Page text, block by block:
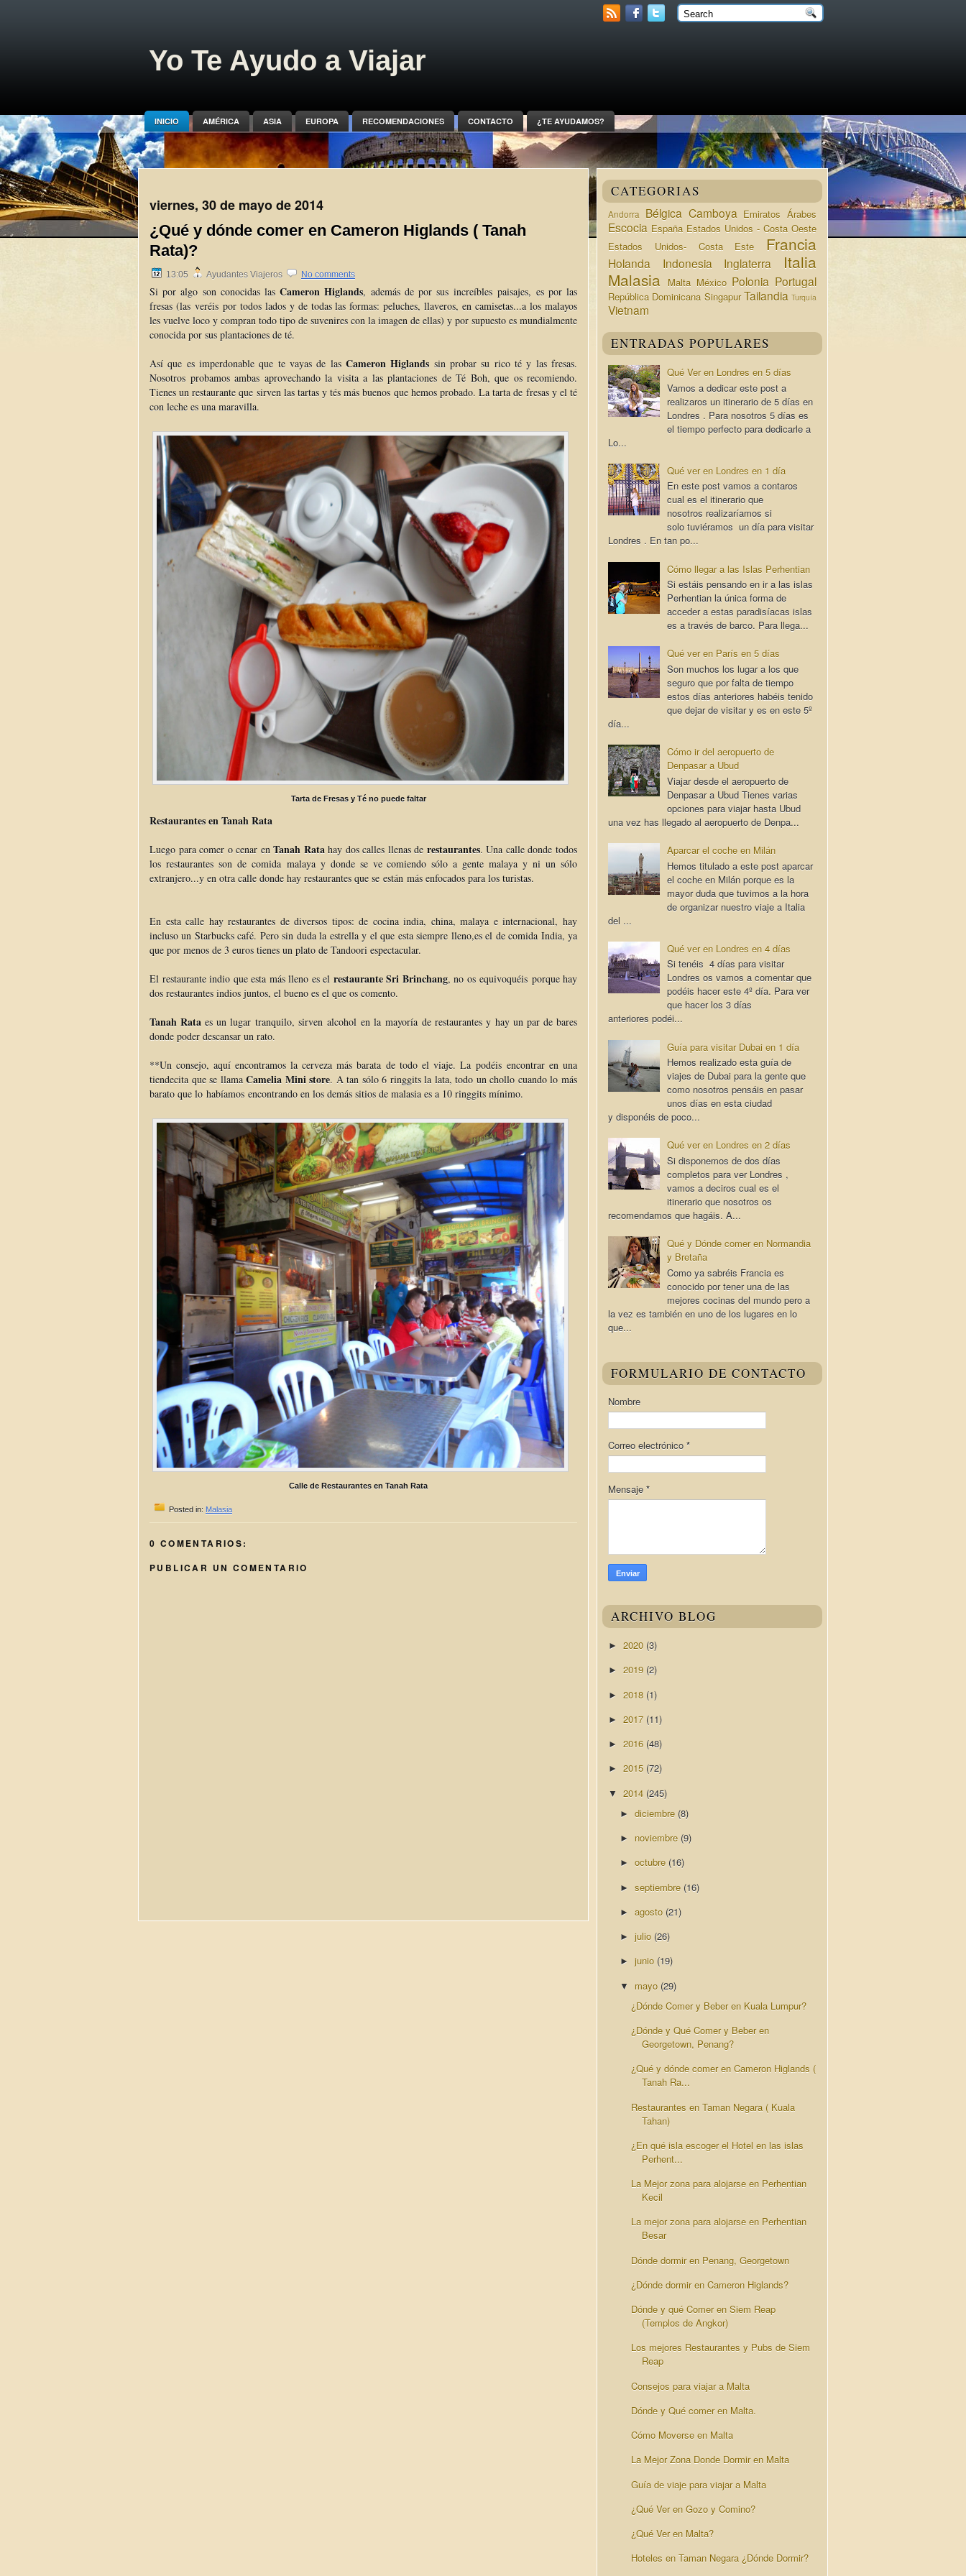
Yo Te Ayudo a Viajar
INICIO AMÉRICA ASIA EUROPA RECOMENDACIONES CONTACTO ¿TE AYUDAMOS?
viernes, 30 de mayo de 2014
¿Qué y dónde comer en Cameron Higlands ( Tanah
Rata)?
13:05 Ayudantes Viajeros No comments
Si por algo son conocidas lasCameron Higlands, además de por sus increíbles paisajes, es por las
fresas (las veréis por todos lados y de todas las formas: peluches, llaveros, en camisetas...a los malayos
les vuelve loco y compran todo tipo de suvenires con la imagen de ellas) y por supuesto es mundialmente
conocida por sus plantaciones de té.
Así que es imperdonable que te vayas de las Cameron Higlands sin probar su rico té y las fresas.
Nosotros probamos ambas aprovechando la visita a las plantaciones de Té Boh, que os recomiendo.
Tienes un restaurante que sirven las tartas y tés más buenos que hemos probado. La tarta de fresas y el té
con leche es una maravilla.
Tarta de Fresas y Té no puede faltar
Restaurantes en Tanah Rata
Luego para comer o cenar enTanah Ratahay dos calles llenas de restaurantes. Una calle donde todos
los restaurantes son de comida malaya y donde se ve comiendo sólo a gente malaya y ni un sólo
extranjero...y en otra calle donde hay restaurantes que se están más enfocados para los turistas.
En esta calle hay restaurantes de diversos tipos: de cocina india, china, malaya e internacional, hay
incluso un Starbucks café. Pero sin duda la estrella y el que esta siempre lleno,es el de comida India, ya
que por menos de 3 euros tienes un plato de Tandoori espectacular.
El restaurante indio que esta más lleno es el restaurante Sri Brinchang, no os equivoquéis porque hay
dos restaurantes indios juntos, el bueno es el que os comento.
Tanah Rata es un lugar tranquilo, sirven alcohol en la mayoría de restaurantes y hay un par de bares
donde poder descansar un rato.
**Un consejo, aquí encontramos la cerveza más barata de todo el viaje. La podéis encontrar en una
tiendecita que se llamaCamelia Mini store. A tan sólo 6 ringgits la lata, todo un chollo cuando lo más
barato que lo habíamos encontrando en los demás sitios de malasia es a 10 ringgits mínimo.
Calle de Restaurantes en Tanah Rata
Posted in: Malasia
0 COMENTARIOS:
PUBLICAR UN COMENTARIO
CATEGORIAS
Andorra Bélgica Camboya Emiratos Árabes
Escocia España Estados Unidos - Costa Oeste
Estados Unidos- Costa Este
Francia
Holanda Indonesia Inglaterra
Italia
Malasia
Malta México Polonia Portugal
República Dominicana Singapur Tailandia Turquía
Vietnam
ENTRADAS POPULARES
Qué Ver en Londres en 5 días
Vamos a dedicar este post a
realizaros un itinerario de 5 días en
Londres . Para nosotros 5 días es
el tiempo perfecto para dedicarle a
Lo...
Qué ver en Londres en 1 día
En este post vamos a contaros
cual es el itinerario que
nosotros realizaríamos si
solo tuviéramos un día para visitar
Londres . En tan po...
Cómo llegar a las Islas Perhentian
Si estáis pensando en ir a las islas
Perhentian la única forma de
acceder a estas paradisíacas islas
es a través de barco. Para llega...
Qué ver en París en 5 días
Son muchos los lugar a los que
seguro que por falta de tiempo
estos días anteriores habéis tenido
que dejar de visitar y es en este 5º
día...
Cómo ir del aeropuerto de
Denpasar a Ubud
Viajar desde el aeropuerto de
Denpasar a Ubud Tienes varias
opciones para viajar hasta Ubud
una vez has llegado al aeropuerto de Denpa...
Aparcar el coche en Milán
Hemos titulado a este post aparcar
el coche en Milán porque es la
mayor duda que tuvimos a la hora
de organizar nuestro viaje a Italia
del ...
Qué ver en Londres en 4 días
Si tenéis 4 días para visitar
Londres os vamos a comentar que
podéis hacer este 4º día. Para ver
que hacer los 3 días
anteriores podéi...
Guía para visitar Dubai en 1 día
Hemos realizado esta guía de
viajes de Dubai para la gente que
como nosotros pensáis en pasar
unos días en esta ciudad
y disponéis de poco...
Qué ver en Londres en 2 días
Si disponemos de dos días
completos para ver Londres ,
vamos a deciros cual es el
itinerario que nosotros os
recomendamos que hagáis. A...
Qué y Dónde comer en Normandia
y Bretaña
Como ya sabréis Francia es
conocido por tener una de las
mejores cocinas del mundo pero a
la vez es también en uno de los lugares en lo
que...
FORMULARIO DE CONTACTO
Nombre
Correo electrónico *
Mensaje *
ARCHIVO BLOG
► 2020 (3)
► 2019 (2)
► 2018 (1)
► 2017 (11)
► 2016 (48)
► 2015 (72)
▼ 2014 (245)
► diciembre (8)
► noviembre (9)
► octubre (16)
► septiembre (16)
► agosto (21)
► julio (26)
► junio (19)
▼ mayo (29)
¿Dónde Comer y Beber en Kuala Lumpur?
¿Dónde y Qué Comer y Beber en
Georgetown, Penang?
¿Qué y dónde comer en Cameron Higlands (
Tanah Ra...
Restaurantes en Taman Negara ( Kuala
Tahan)
¿En qué isla escoger el Hotel en las islas
Perhent...
La Mejor zona para alojarse en Perhentian
Kecil
La mejor zona para alojarse en Perhentian
Besar
Dónde dormir en Penang, Georgetown
¿Dónde dormir en Cameron Higlands?
Dónde y qué Comer en Siem Reap
(Templos de Angkor)
Los mejores Restaurantes y Pubs de Siem
Reap
Consejos para viajar a Malta
Dónde y Qué comer en Malta.
Cómo Moverse en Malta
La Mejor Zona Donde Dormir en Malta
Guía de viaje para viajar a Malta
¿Qué Ver en Gozo y Comino?
¿Qué Ver en Malta?
Hoteles en Taman Negara ¿Dónde Dormir?